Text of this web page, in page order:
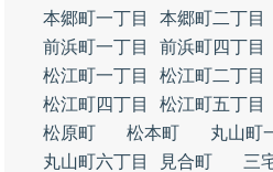
本郷町一丁目
本郷町二丁目
前浜町一丁目
前浜町四丁目
松江町一丁目
松江町二丁目
松江町四丁目
松江町五丁目
松原町
松本町 丸山町
丸山町六丁目
見合町
三